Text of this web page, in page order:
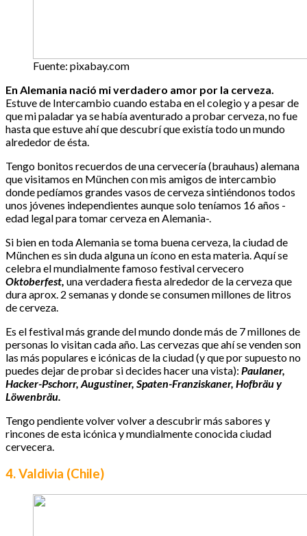
Fuente: pixabay.com
En Alemania nació mi verdadero amor por la cerveza.
Estuve de Intercambio cuando estaba en el colegio y a pesar de
que mi paladar ya se había aventurado a probar cerveza, no fue
hasta que estuve ahí que descubrí que existía todo un mundo
alrededor de ésta.
Tengo bonitos recuerdos de una cervecería (brauhaus) alemana
que visitamos en München con mis amigos de intercambio
donde pedíamos grandes vasos de cerveza sintiéndonos todos
unos jóvenes independientes aunque solo teníamos 16 años -
edad legal para tomar cerveza en Alemania-.
Si bien en toda Alemania se toma buena cerveza, la ciudad de
München es sin duda alguna un ícono en esta materia. Aquí se
celebra el mundialmente famoso festival cervecero
Oktoberfest, una verdadera fiesta alrededor de la cerveza que
dura aprox. 2 semanas y donde se consumen millones de litros
de cerveza.
Es el festival más grande del mundo donde más de 7 millones de
personas lo visitan cada año. Las cervezas que ahí se venden son
las más populares e icónicas de la ciudad (y que por supuesto no
puedes dejar de probar si decides hacer una vista): Paulaner,
Hacker-Pschorr, Augustiner, Spaten-Franziskaner, Hofbräu y
Löwenbräu.
Tengo pendiente volver volver a descubrir más sabores y
rincones de esta icónica y mundialmente conocida ciudad
cervecera.
4. Valdivia (Chile)